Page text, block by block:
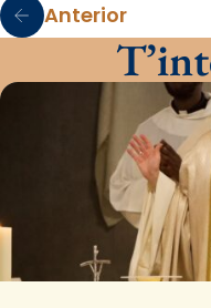
Anterior